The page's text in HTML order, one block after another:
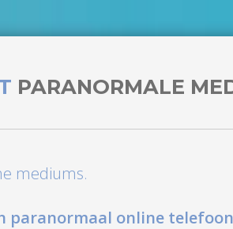
PARANORMALE
mediums.
paranormaal online